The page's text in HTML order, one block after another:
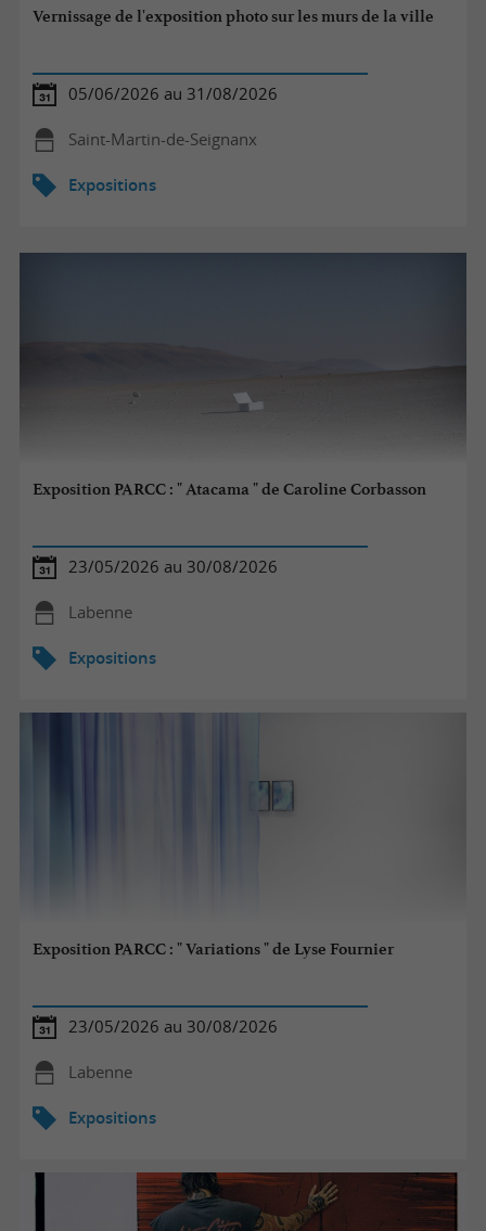
Vernissage de l'exposition photo sur les murs de la ville
05/06/2026 au 31/08/2026
Saint-Martin-de-Seignanx
Expositions
Exposition PARCC : " Atacama " de Caroline Corbasson
23/05/2026 au 30/08/2026
Labenne
Expositions
Exposition PARCC : " Variations " de Lyse Fournier
23/05/2026 au 30/08/2026
Labenne
Expositions